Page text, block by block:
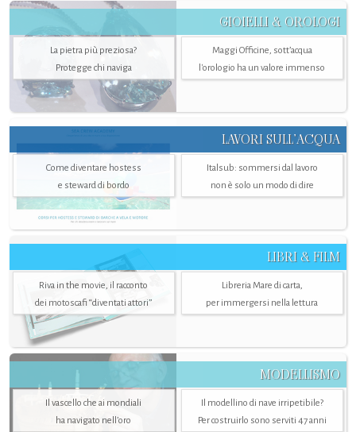
GIOIELLI & OROLOGI
La pietra più preziosa?
Protegge chi naviga
Maggi Officine, sott’acqua
l'orologio ha un valore immenso
LAVORI SULL’ACQUA
Come diventare hostess
e steward di bordo
Italsub: sommersi dal lavoro
non è solo un modo di dire
LIBRI & FILM
Riva in the movie, il racconto
dei motoscafi “diventati attori”
Libreria Mare di carta,
per immergersi nella lettura
MODELLISMO
Il vascello che ai mondiali
ha navigato nell’oro
Il modellino di nave irripetibile?
Per costruirlo sono serviti 47 anni